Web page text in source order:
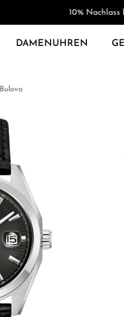
10% Nachlass
DAMENUHREN
Bulova